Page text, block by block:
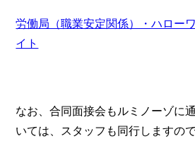
労働局（職業安定関係）・ハロー
イト
なお、合同面接会もルミノーゾに
いては、スタッフも同行しますの